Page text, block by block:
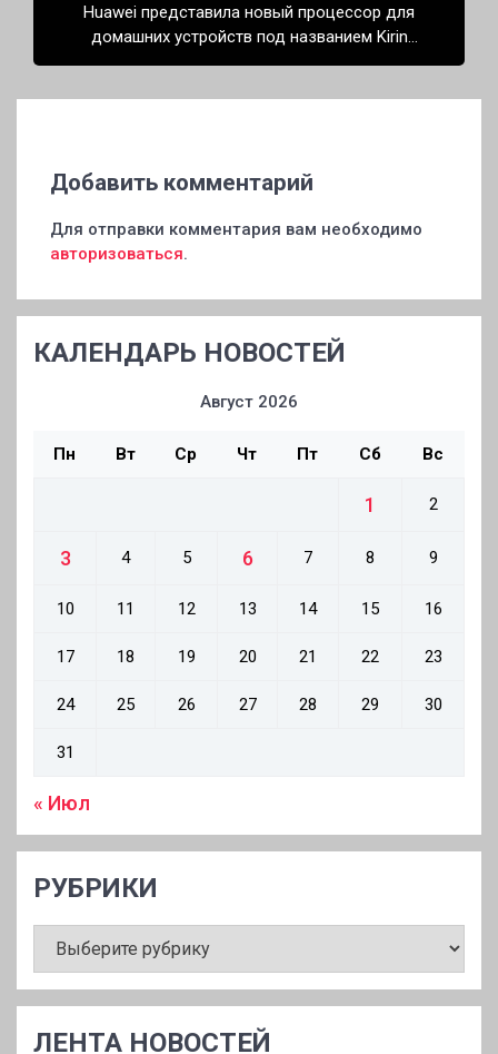
Huawei представила новый процессор для
домашних устройств под названием Kirin
9006C
Добавить комментарий
Для отправки комментария вам необходимо
авторизоваться.
КАЛЕНДАРЬ НОВОСТЕЙ
Август 2026
Пн Вт Ср Чт Пт Сб Вс
1 2
3 4 5 6 7 8 9
10 11 12 13 14 15 16
17 18 19 20 21 22 23
24 25 26 27 28 29 30
31
« Июл
РУБРИКИ
ЛЕНТА НОВОСТЕЙ